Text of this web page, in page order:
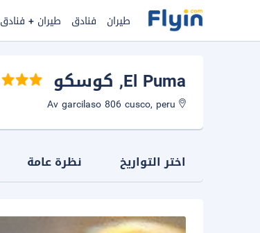
طيران فنادق طيران + فنادق
El Puma, كوسكو
اختر التواريخ نظرة عامة